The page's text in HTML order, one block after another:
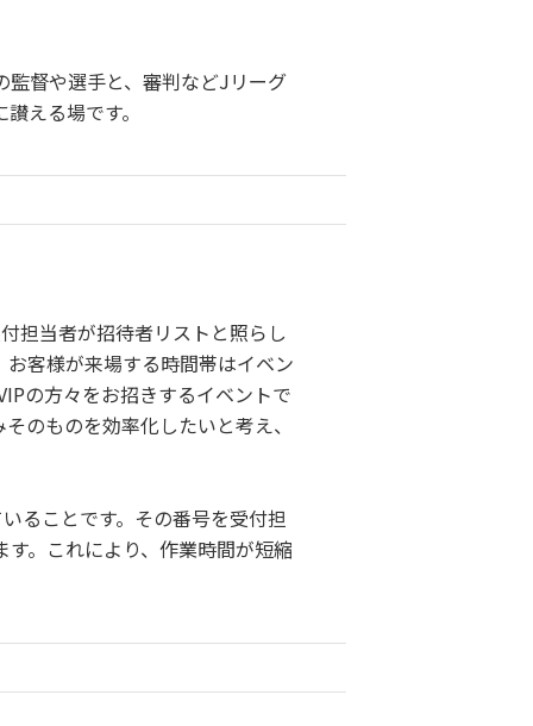
督や選手と、審判などJリーグ
える場です。
担当者が招待者リストと照らし
客様が来場する時間帯はイベン
の方々をお招きするイベントで
のものを効率化したいと考え、
ることです。その番号を受付担
。これにより、作業時間が短縮